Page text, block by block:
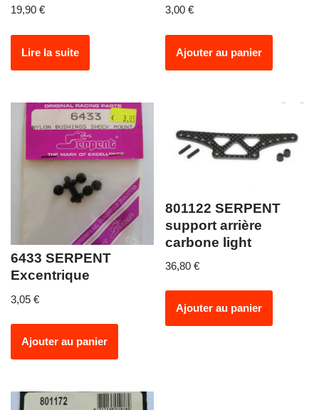
19,90 €
Lire la suite
3,00€
Ajouter au panier
6433 SERPENT
Excentrique
3,05 €
Ajouter au panier
801122 SERPENT
support arrière
carbone light
36,80€
Ajouter au panier